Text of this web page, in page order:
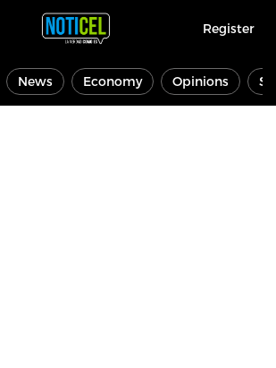
Register
News Economy Opinions